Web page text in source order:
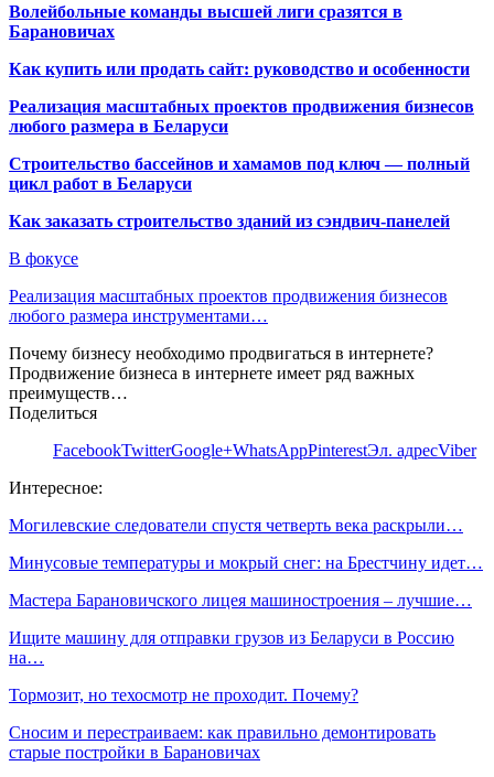
Волейбольные команды высшей лиги сразятся в
Барановичах
Как купить или продать сайт: руководство и особенности
Реализация масштабных проектов продвижения бизнесов
любого размера в Беларуси
Строительство бассейнов и хамамов под ключ — полный
цикл работ в Беларуси
Как заказать строительство зданий из сэндвич-панелей
В фокусе
Реализация масштабных проектов продвижения бизнесов
любого размера инструментами…
Почему бизнесу необходимо продвигаться в интернете?
Продвижение бизнеса в интернете имеет ряд важных
преимуществ…
Поделиться
FacebookTwitterGoogle+WhatsAppPinterestЭл. адресViber
Интересное:
Могилевские следователи спустя четверть века раскрыли…
Минусовые температуры и мокрый снег: на Брестчину идет…
Мастера Барановичского лицея машиностроения – лучшие…
Ищите машину для отправки грузов из Беларуси в Россию
на…
Тормозит, но техосмотр не проходит. Почему?
Сносим и перестраиваем: как правильно демонтировать
старые постройки в Барановичах